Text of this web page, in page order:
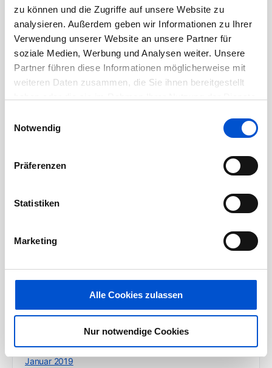
zu können und die Zugriffe auf unsere Website zu
analysieren. Außerdem geben wir Informationen zu Ihrer
Verwendung unserer Website an unsere Partner für
soziale Medien, Werbung und Analysen weiter. Unsere
Partner führen diese Informationen möglicherweise mit
weiteren Daten zusammen, die Sie ihnen bereitgestellt
Notwendig
Präferenzen
Statistiken
Marketing
Alle Cookies zulassen
Nur notwendige Cookies
Juli 2020
Juni 2020
Mai 2020
April 2020
März 2020
Januar 2020
Juli 2019
Juni 2019
Januar 2019